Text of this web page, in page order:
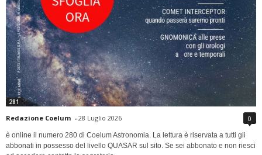
281
Redazione Coelum - 28 Luglio 2026 0
è online il numero 280 di Coelum Astronomia. La lettura è riservata a tutti gli
abbonati in possesso del livello QUASAR sul sito. Se sei abbonato e non riesci